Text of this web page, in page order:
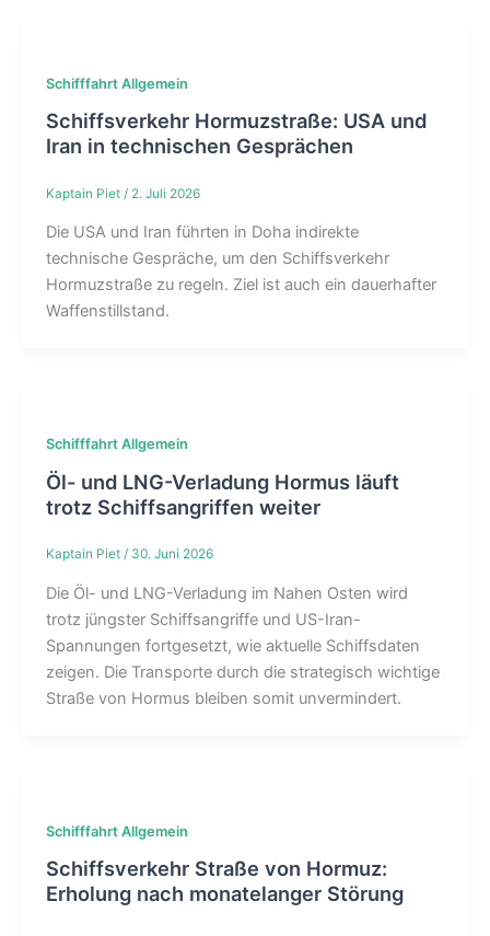
Schifffahrt Allgemein
Schiffsverkehr Hormuzstraße: USA und
Iran in technischen Gesprächen
Kaptain Piet / 2. Juli 2026
Die USA und Iran führten in Doha indirekte
technische Gespräche, um den Schiffsverkehr
Hormuzstraße zu regeln. Ziel ist auch ein dauerhafter
Waffenstillstand.
Schifffahrt Allgemein
Öl- und LNG-Verladung Hormus läuft
trotz Schiffsangriffen weiter
Kaptain Piet / 30. Juni 2026
Die Öl- und LNG-Verladung im Nahen Osten wird
trotz jüngster Schiffsangriffe und US-Iran-
Spannungen fortgesetzt, wie aktuelle Schiffsdaten
zeigen. Die Transporte durch die strategisch wichtige
Straße von Hormus bleiben somit unvermindert.
Schifffahrt Allgemein
Schiffsverkehr Straße von Hormuz:
Erholung nach monatelanger Störung